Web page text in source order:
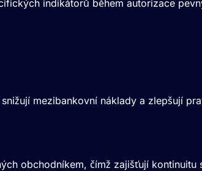
indikátorů během autorizace
mezibankovní náklady a zlepšují
obchodníkem, čímž zajišťují kontinuitu